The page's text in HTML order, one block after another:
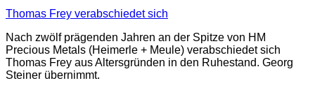
Thomas Frey verabschiedet sich
Nach zwölf prägenden Jahren an der Spitze von HM
Precious Metals (Heimerle + Meule) verabschiedet sich
Thomas Frey aus Altersgründen in den Ruhestand. Georg
Steiner übernimmt.